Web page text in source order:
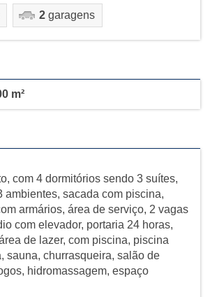
2garagens
m²
com 4 dormitórios sendo 3 suítes,
ambientes, sacada com piscina,
armários, área de serviço, 2 vagas
com elevador, portaria 24 horas,
de lazer, com piscina, piscina
sauna, churrasqueira, salão de
hidromassagem, espaço